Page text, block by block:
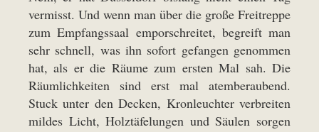
vermisst. Und wenn man über die große Freitreppe
zum Empfangssaal emporschreitet, begreift man
sehr schnell, was ihn sofort gefangen genommen
hat, als er die Räume zum ersten Mal sah. Die
Räumlichkeiten sind erst mal atemberaubend.
Stuck unter den Decken, Kronleuchter verbreiten
mildes Licht, Holztäfelungen und Säulen sorgen